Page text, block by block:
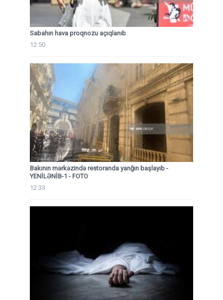
Sabahın hava proqnozu açıqlanıb
12:50
Bakının mərkəzində restoranda yanğın başlayıb -
YENİLƏNİB-1 - FOTO
12:33